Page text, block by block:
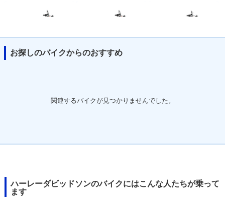
お探しのバイクからのおすすめ
関連するバイクが見つかりませんでした。
ハーレーダビッドソンのバイクにはこんな人たちが乗って
ます